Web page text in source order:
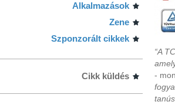
Alkalmazások
Zene
Szponzorált cikkek
Cikk küldés
“A
-